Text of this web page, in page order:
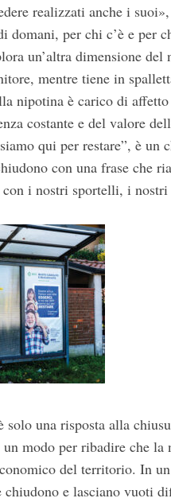
realizzati anche i
domani, per chi c’è e per
un’altra dimensione
mentre tiene in
nipotina è carico di
costante e del valore
qui per restare”, è
con una frase che
con i nostri sportelli, i
solo una risposta alla
modo per ribadire che la
del territorio. In
e lasciano vuoti